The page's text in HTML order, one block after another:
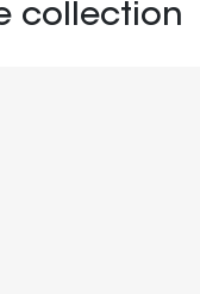
collection